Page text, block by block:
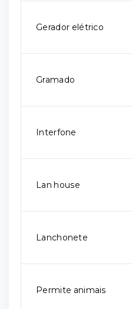
Gerador elétrico
Gramado
Interfone
Lan house
Lanchonete
Permite animais